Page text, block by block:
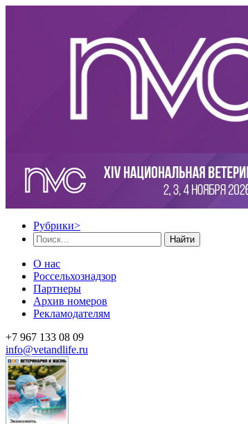
Рубрики>
Найти
О нас
Россельхознадзор
Партнеры
Архив номеров
Рекламодателям
+7 967 133 08 09
info@vetandlife.ru